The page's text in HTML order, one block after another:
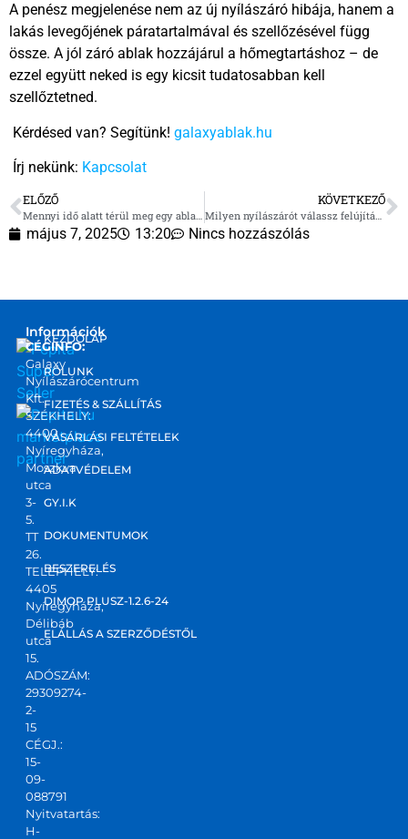
A penész megjelenése nem az új nyílászáró hibája, hanem a
lakás levegőjének páratartalmával és szellőzésével függ
össze. A jól záró ablak hozzájárul a hőmegtartáshoz – de
ezzel együtt neked is egy kicsit tudatosabban kell
szellőztetned.
Kérdésed van? Segítünk! galaxyablak.hu
Írj nekünk: Kapcsolat
ELŐZŐ
Mennyi idő alatt térül meg egy ablakcsere?
KÖVETKEZŐ
Milyen nyílászárót válassz felújításhoz?
május 7, 2025 13:20 Nincs hozzászólás
marketplace
partner
Információk
CÉGINFO:
Galaxy
Nyílászárócentrum
Kft.
SZÉKHELY:
4400
Nyíregyháza,
Moszkva
utca
3-
5.
TT
26.
TELEPHELY:
4405
Nyíregyháza,
Délibáb
utca
15.
ADÓSZÁM:
29309274-
2-
15
CÉGJ.:
15-
09-
088791
Nyitvatartás:
H-
KEZDŐLAP
RÓLUNK
FIZETÉS & SZÁLLÍTÁS
VÁSÁRLÁSI FELTÉTELEK
ADATVÉDELEM
GY.I.K
DOKUMENTUMOK
BESZERELÉS
DIMOP PLUSZ-1.2.6-24
ELÁLLÁS A SZERZŐDÉSTŐL